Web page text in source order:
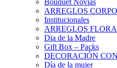
Bouquet Novias
ARREGLOS
Institucionales
ARREGLOS
Dia de la Madre
Gift Box – Packs
DECORACIÓN
Día de la mujer